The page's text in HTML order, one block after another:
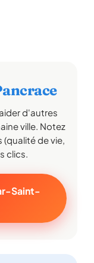
d'autres
ville. Notez
(qualité de vie,
clics.
Saint-